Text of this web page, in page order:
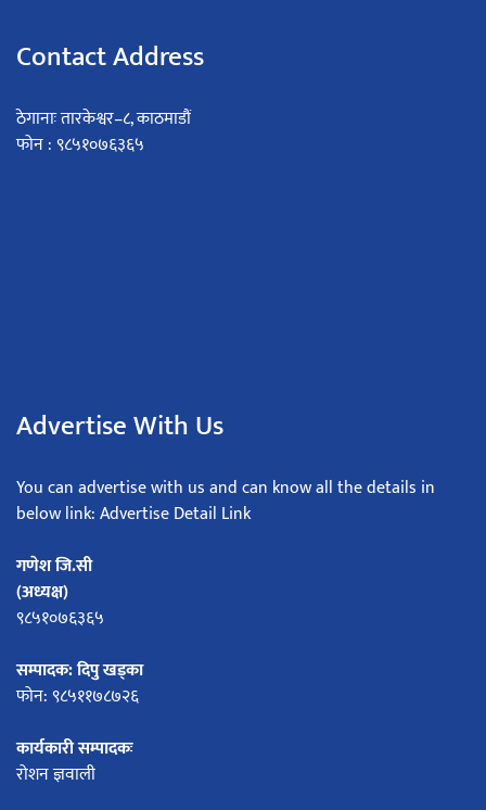
Contact Address
ठेगानाः तारकेश्वर–८, काठमाडौं
फोन : ९८५१०७६३६५
Advertise With Us
You can advertise with us and can know all the details in
below link: Advertise Detail Link
गणेश जि.सी
(अध्यक्ष)
९८५१०७६३६५
सम्पादक: दिपु खड्का
फोन: ९८५११७८७२६
कार्यकारी सम्पादकः
रोशन ज्ञवाली